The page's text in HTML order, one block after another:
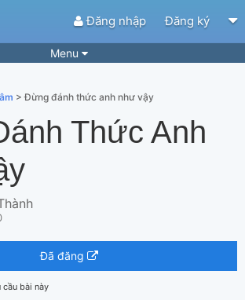
Đăng nhập Đăng ký
Menu
Thể loại
âm
âm
> Đừng đánh thức anh như vậy
Thức Anh
Đã đăng
bài này